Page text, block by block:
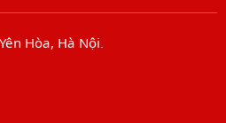
Hòa, Hà Nội